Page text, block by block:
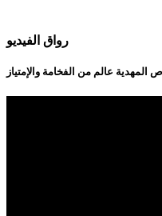
رواق الفيديو
المهدية عالم من الفخامة والإمتياز